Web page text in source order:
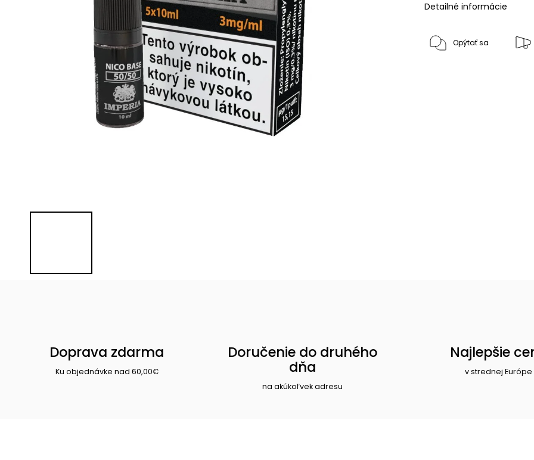
Detailné informácie
Opýtať sa
Doprava zdarma
Ku objednávke nad 60,00€
Doručenie do druhého
dňa
na akúkoľvek adresu
Najlepšie
v strednej Európe